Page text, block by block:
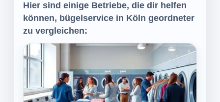
Hier sind einige Betriebe, die dir helfen
können, bügelservice in Köln geordneter
zu vergleichen: